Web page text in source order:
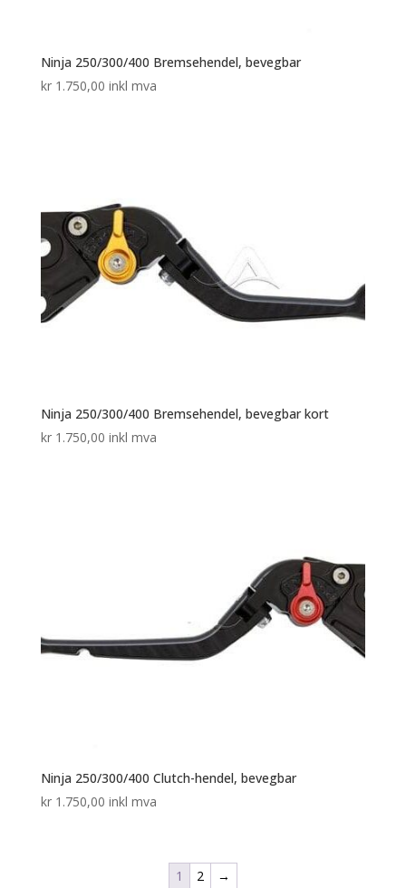
Ninja 250/300/400 Bremsehendel, bevegbar
kr1.750,00 inkl mva
Ninja 250/300/400 Bremsehendel, bevegbar kort
kr1.750,00 inkl mva
Ninja 250/300/400 Clutch-hendel, bevegbar
kr1.750,00 inkl mva
1 2 →